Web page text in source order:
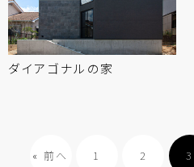
ダイアゴナルの家
« 前へ 1 2 3